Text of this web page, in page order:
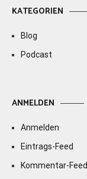
KATEGORIEN
Blog
Podcast
ANMELDEN
Anmelden
Eintrags-Feed
Kommentar-Feed